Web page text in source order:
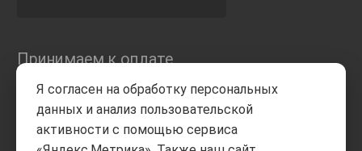
Принимаем к оплате
Я согласен на обработку персональных
данных и анализ пользовательской
активности с помощью сервиса